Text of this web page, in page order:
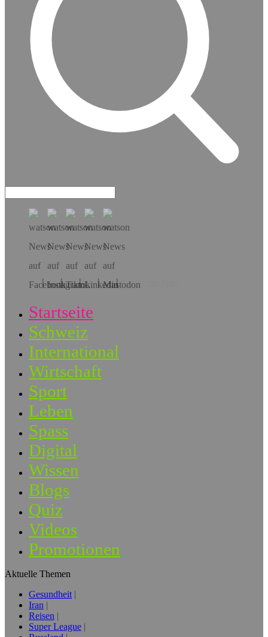
Hol dir die App!
Startseite
Schweiz
International
Wirtschaft
Sport
Leben
Spass
Digital
Wissen
Blogs
Quiz
Videos
Promotionen
Aktuelle Themen
Gesundheit
Iran
Reisen
Super League